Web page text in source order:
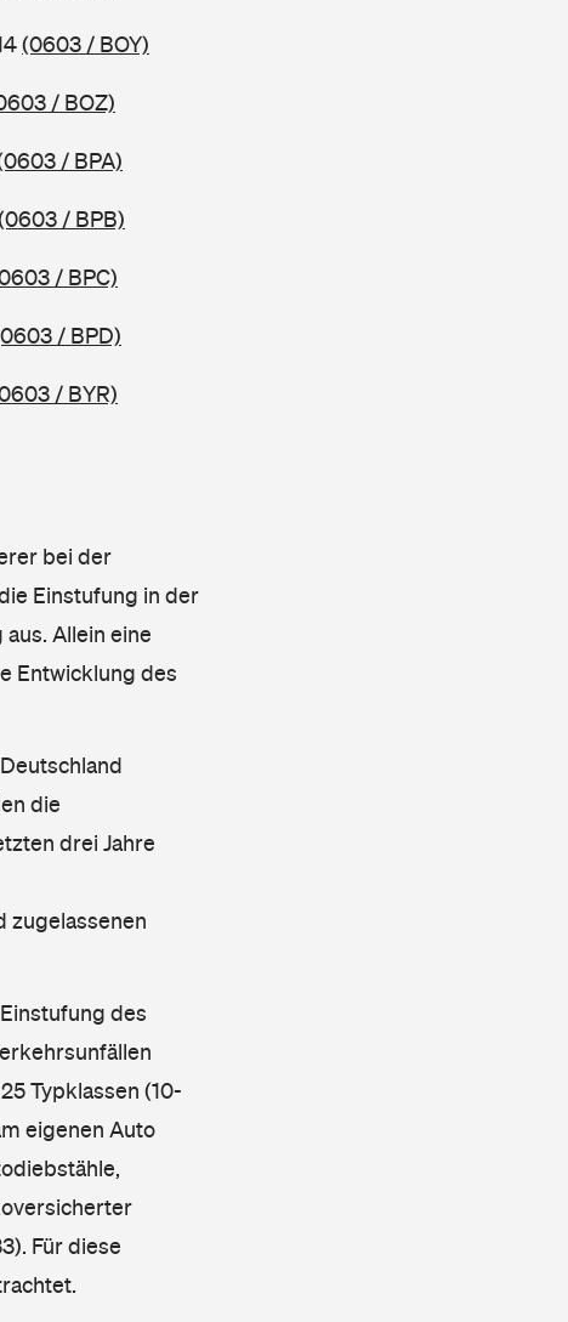
(0603 / BOY)
/ BOZ)
/ BPA)
/ BPB)
/ BPC)
/ BPD)
/ BYR)
bei der
Einstufung in der
Allein eine
Entwicklung des
die
drei Jahre
zugelassenen
des
Typklassen (10-
eigenen Auto
Für diese